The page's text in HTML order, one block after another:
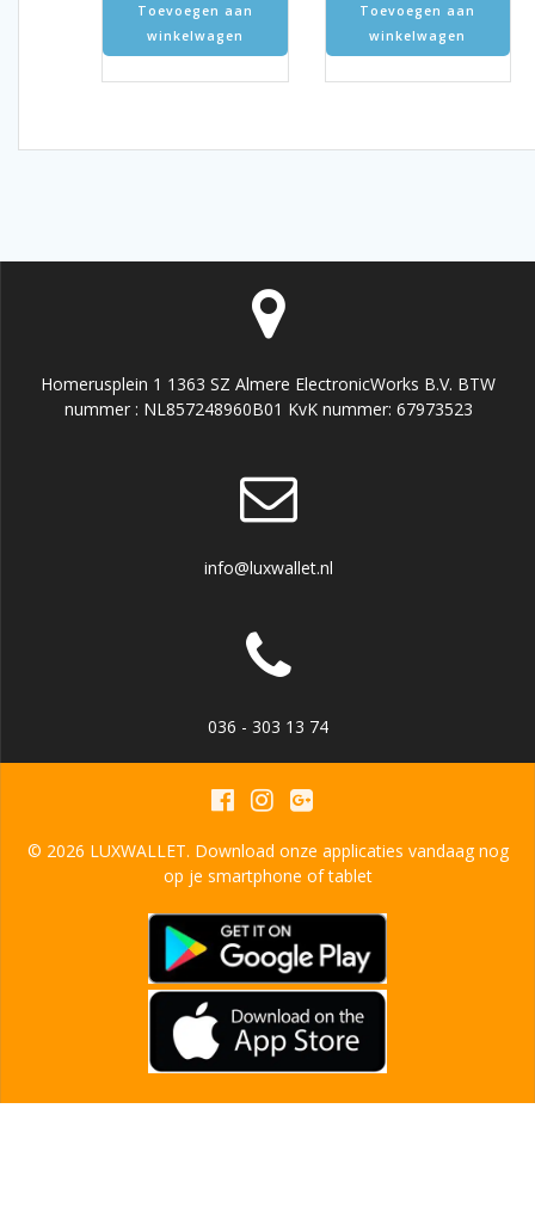
Toevoegen aan
winkelwagen
Toevoegen aan
winkelwagen
Homerusplein 1 1363 SZ Almere ElectronicWorks B.V. BTW
nummer : NL857248960B01 KvK nummer: 67973523
info@luxwallet.nl
036 - 303 13 74
© 2026 LUXWALLET. Download onze applicaties vandaag nog
op je smartphone of tablet